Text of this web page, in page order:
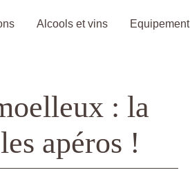
Alcools et vins Equipement
: la
apéros !